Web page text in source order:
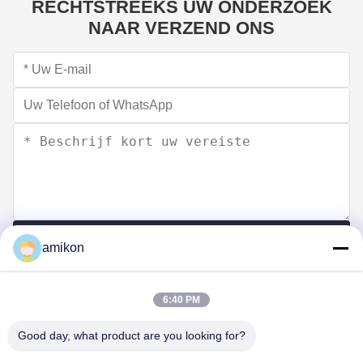
RECHTSTREEKS UW ONDERZOEK
NAAR VERZEND ONS
amikon
6:40 PM
Good day, what product are you looking for?